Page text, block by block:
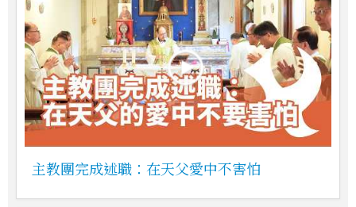
主教團完成述職：在天父愛中不害怕